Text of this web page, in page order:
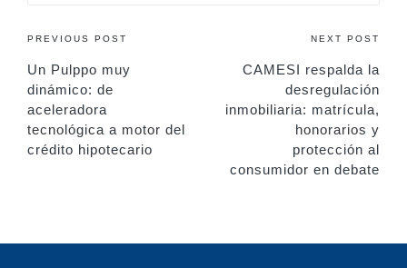
Post
navigation
PREVIOUS POST
Un Pulppo muy
dinámico: de
aceleradora
tecnológica a motor del
crédito hipotecario
NEXT POST
CAMESI respalda la
desregulación
inmobiliaria: matrícula,
honorarios y
protección al
consumidor en debate